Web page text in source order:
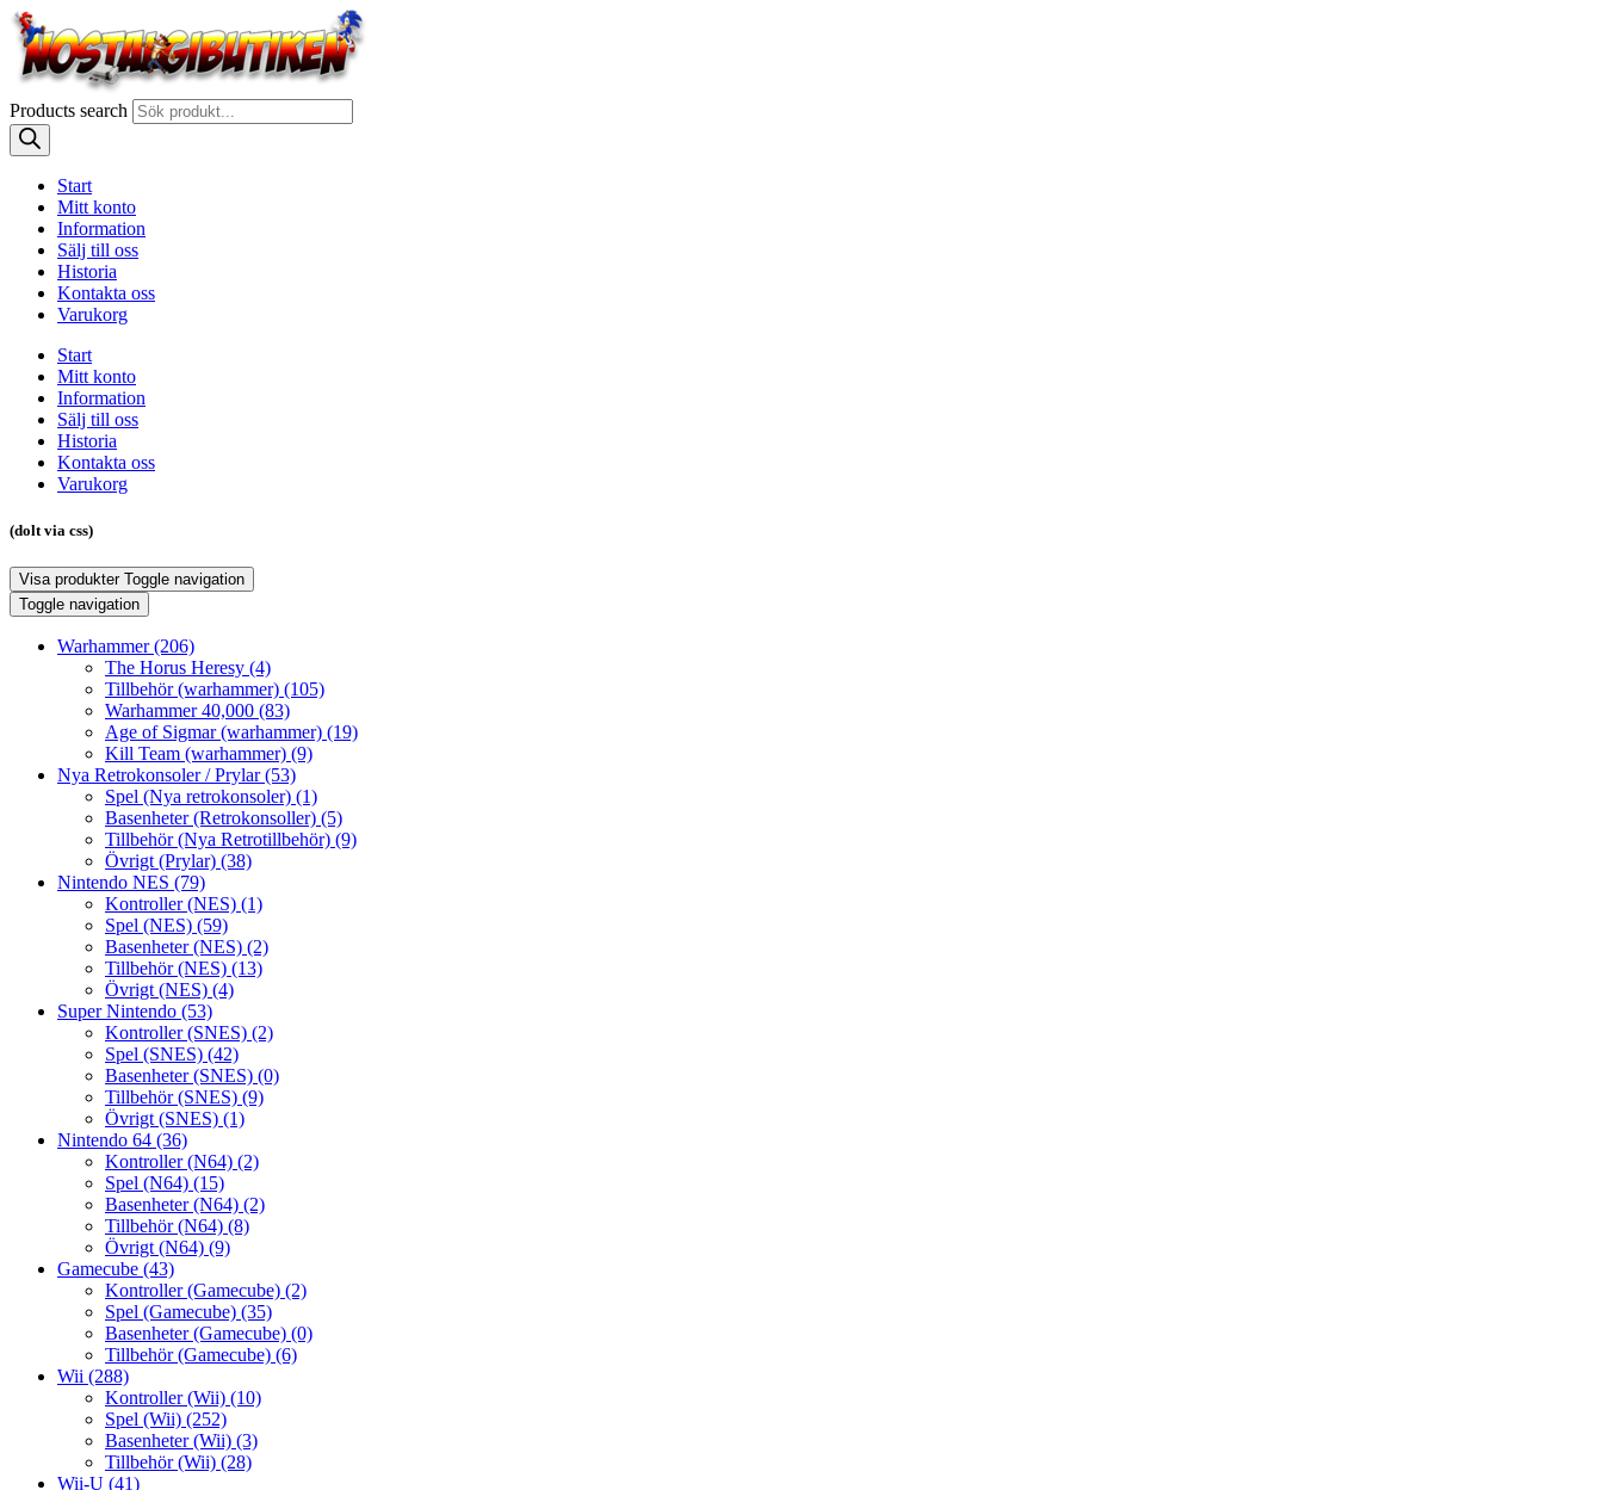
Products search
Start
Mitt konto
Information
Sälj till oss
Historia
Kontakta oss
Varukorg
Start
Mitt konto
Information
Sälj till oss
Historia
Kontakta oss
Varukorg
(dolt via css)
Visa produkter Toggle navigation
Toggle navigation
Warhammer(206)
The Horus Heresy (4)
Tillbehör (warhammer) (105)
Warhammer 40,000 (83)
Age of Sigmar (warhammer) (19)
Kill Team (warhammer) (9)
Nya Retrokonsoler / Prylar(53)
Spel (Nya retrokonsoler) (1)
Basenheter (Retrokonsoller) (5)
Tillbehör (Nya Retrotillbehör) (9)
Övrigt (Prylar) (38)
Nintendo NES (79)
Kontroller (NES) (1)
Spel (NES) (59)
Basenheter (NES) (2)
Tillbehör (NES) (13)
Övrigt (NES) (4)
Super Nintendo (53)
Kontroller (SNES) (2)
Spel (SNES) (42)
Basenheter (SNES) (0)
Tillbehör (SNES) (9)
Övrigt (SNES) (1)
Nintendo 64 (36)
Kontroller (N64) (2)
Spel (N64) (15)
Basenheter (N64) (2)
Tillbehör (N64) (8)
Övrigt (N64) (9)
Gamecube (43)
Kontroller (Gamecube) (2)
Spel (Gamecube) (35)
Basenheter (Gamecube) (0)
Tillbehör (Gamecube) (6)
Wii (288)
Kontroller (Wii) (10)
Spel (Wii) (252)
Basenheter (Wii) (3)
Tillbehör (Wii) (28)
Wii-U (41)